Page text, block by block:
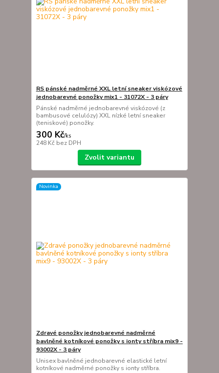
RS pánské nadměrné XXL letní sneaker viskózové
jednobarevné ponožky mix1 - 31072X - 3 páry
Pánské nadměrné jednobarevné viskózové (z
bambusové celulózy) XXL nízké letní sneaker
(teniskové) ponožky.
300 Kč/ks
248 Kč bez DPH
Zvolit variantu
Novinka
Zdravé ponožky jednobarevné nadměrné
bavlněné kotníkové ponožky s ionty stříbra mix9 -
93002X - 3 páry
Unisex bavlněné jednobarevné elastické letní
kotníkové nadměrné ponožky s ionty stříbra.